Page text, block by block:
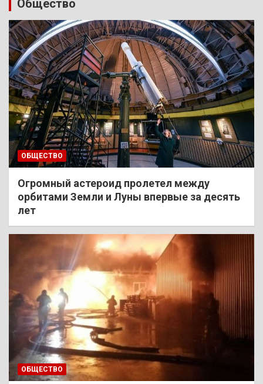
Общество
ОБЩЕСТВО
Огромный астероид пролетел между
орбитами Земли и Луны впервые за десять
лет
ОБЩЕСТВО